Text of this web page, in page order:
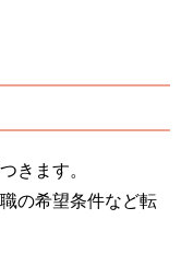
きます。
の希望条件など転